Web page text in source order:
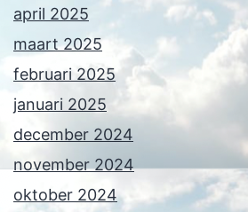
april 2025
maart 2025
februari 2025
januari 2025
december 2024
november 2024
oktober 2024